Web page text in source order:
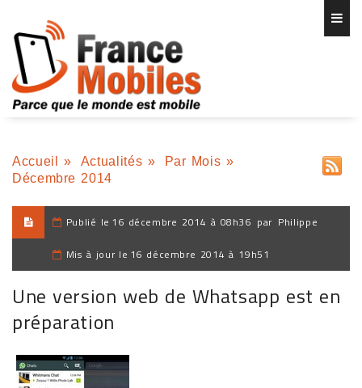
Accueil » Actualités » Par Mois »
Décembre 2014
Publié le 16 décembre 2014 à 08h36 par Philippe
Mis à jour le 16 décembre 2014 à 19h51
Une version web de Whatsapp est en
préparation